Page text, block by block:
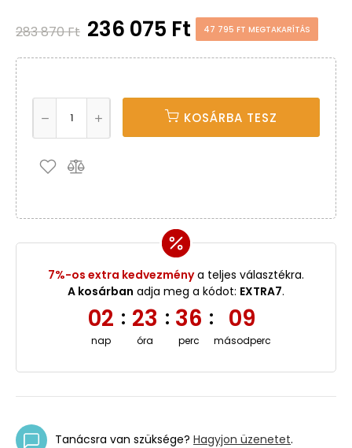
283 870 Ft 236 075 Ft 47 795 FT MEGTAKARÍTÁS
KOSÁRBA TESZ
7%-os extra kedvezménya teljes választékra.
A kosárban adja meg a kódot: EXTRA7.
02
nap
: 23
óra
: 36
perc
: 09
másodperc
Tanácsra van szüksége? Hagyjon üzenetet.